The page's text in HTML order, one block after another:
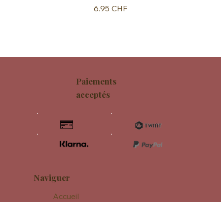
Prix
6.95 CHF
Naviguer
Accueil
Paiements
acceptés